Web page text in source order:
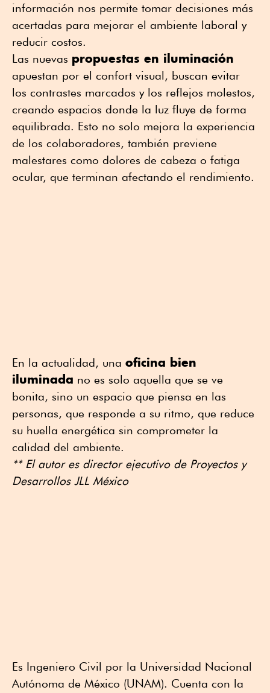
información nos permite tomar decisiones más
acertadas para mejorar el ambiente laboral y
reducir costos.
Las nuevas propuestas en iluminación
apuestan por el confort visual, buscan evitar
los contrastes marcados y los reflejos molestos,
creando espacios donde la luz fluye de forma
equilibrada. Esto no solo mejora la experiencia
de los colaboradores, también previene
malestares como dolores de cabeza o fatiga
ocular, que terminan afectando el rendimiento.
En la actualidad, una oficina bien
iluminada no es solo aquella que se ve
bonita, sino un espacio que piensa en las
personas, que responde a su ritmo, que reduce
su huella energética sin comprometer la
calidad del ambiente.
** El autor es director ejecutivo de Proyectos y
Desarrollos JLL México
Es Ingeniero Civil por la Universidad Nacional
Autónoma de México (UNAM). Cuenta con la